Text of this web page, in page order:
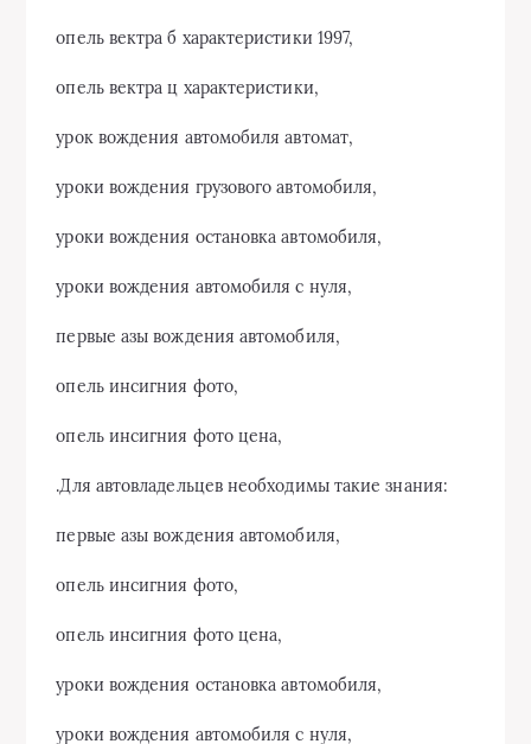
опель вектра б характеристики 1997,
опель вектра ц характеристики,
урок вождения автомобиля автомат,
уроки вождения грузового автомобиля,
уроки вождения остановка автомобиля,
уроки вождения автомобиля с нуля,
первые азы вождения автомобиля,
опель инсигния фото,
опель инсигния фото цена,
.Для автовладельцев необходимы такие знания:
первые азы вождения автомобиля,
опель инсигния фото,
опель инсигния фото цена,
уроки вождения остановка автомобиля,
уроки вождения автомобиля с нуля,